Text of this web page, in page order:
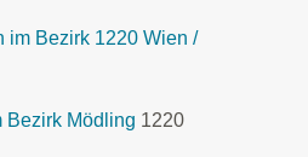
im Bezirk 1220 Wien /
Bezirk Mödling 1220